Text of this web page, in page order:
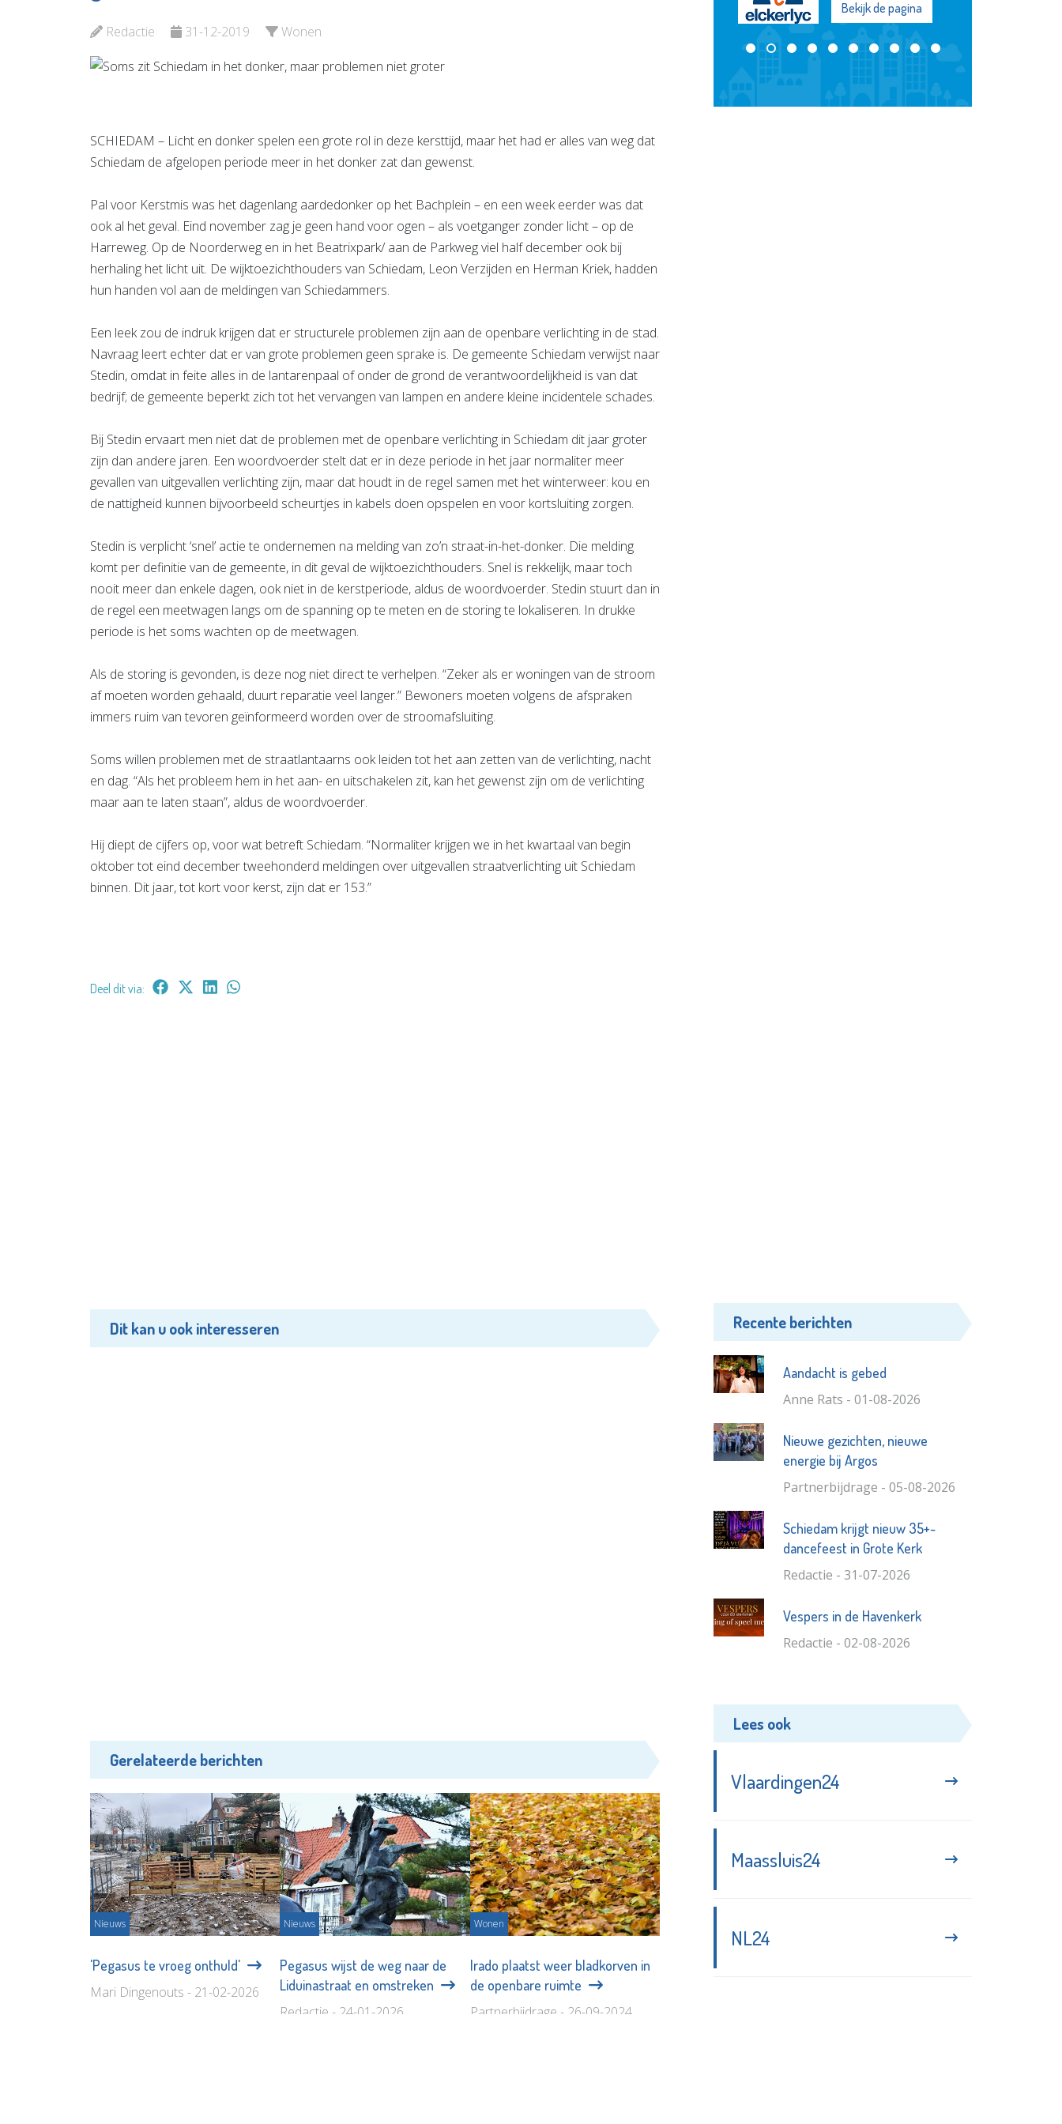
Redactie 31-12-2019 Wonen
SCHIEDAM – Licht en donker spelen een grote rol in deze kersttijd, maar het had er alles van weg dat
Schiedam de afgelopen periode meer in het donker zat dan gewenst.
Pal voor Kerstmis was het dagenlang aardedonker op het Bachplein – en een week eerder was dat
ook al het geval. Eind november zag je geen hand voor ogen – als voetganger zonder licht – op de
Harreweg. Op de Noorderweg en in het Beatrixpark/ aan de Parkweg viel half december ook bij
herhaling het licht uit. De wijktoezichthouders van Schiedam, Leon Verzijden en Herman Kriek, hadden
hun handen vol aan de meldingen van Schiedammers.
Een leek zou de indruk krijgen dat er structurele problemen zijn aan de openbare verlichting in de stad.
Navraag leert echter dat er van grote problemen geen sprake is. De gemeente Schiedam verwijst naar
Stedin, omdat in feite alles in de lantarenpaal of onder de grond de verantwoordelijkheid is van dat
bedrijf; de gemeente beperkt zich tot het vervangen van lampen en andere kleine incidentele schades.
Bij Stedin ervaart men niet dat de problemen met de openbare verlichting in Schiedam dit jaar groter
zijn dan andere jaren. Een woordvoerder stelt dat er in deze periode in het jaar normaliter meer
gevallen van uitgevallen verlichting zijn, maar dat houdt in de regel samen met het winterweer: kou en
de nattigheid kunnen bijvoorbeeld scheurtjes in kabels doen opspelen en voor kortsluiting zorgen.
Stedin is verplicht ‘snel’ actie te ondernemen na melding van zo’n straat-in-het-donker. Die melding
komt per definitie van de gemeente, in dit geval de wijktoezichthouders. Snel is rekkelijk, maar toch
nooit meer dan enkele dagen, ook niet in de kerstperiode, aldus de woordvoerder. Stedin stuurt dan in
de regel een meetwagen langs om de spanning op te meten en de storing te lokaliseren. In drukke
periode is het soms wachten op de meetwagen.
Als de storing is gevonden, is deze nog niet direct te verhelpen. “Zeker als er woningen van de stroom
af moeten worden gehaald, duurt reparatie veel langer.” Bewoners moeten volgens de afspraken
immers ruim van tevoren geïnformeerd worden over de stroomafsluiting.
Soms willen problemen met de straatlantaarns ook leiden tot het aan zetten van de verlichting, nacht
en dag. “Als het probleem hem in het aan- en uitschakelen zit, kan het gewenst zijn om de verlichting
maar aan te laten staan”, aldus de woordvoerder.
Hij diept de cijfers op, voor wat betreft Schiedam. “Normaliter krijgen we in het kwartaal van begin
oktober tot eind december tweehonderd meldingen over uitgevallen straatverlichting uit Schiedam
binnen. Dit jaar, tot kort voor kerst, zijn dat er 153.”
Deel dit via:
Dit kan u ook interesseren
Gerelateerde berichten
Nieuws
'Pegasus te vroeg onthuld'
Mari Dingenouts - 21-02-2026
Nieuws
Pegasus wijst de weg naar de
Liduinastraat en omstreken
Redactie - 24-01-2026
Wonen
Irado plaatst weer bladkorven in
de openbare ruimte
Partnerbijdrage - 26-09-2024
Bekijk de pagina
Recente berichten
Aandacht is gebed
Anne Rats - 01-08-2026
Nieuwe gezichten, nieuwe
energie bij Argos
Partnerbijdrage - 05-08-2026
Schiedam krijgt nieuw 35+-
dancefeest in Grote Kerk
Redactie - 31-07-2026
Vespers in de Havenkerk
Redactie - 02-08-2026
Lees ook
Vlaardingen24
Maassluis24
NL24